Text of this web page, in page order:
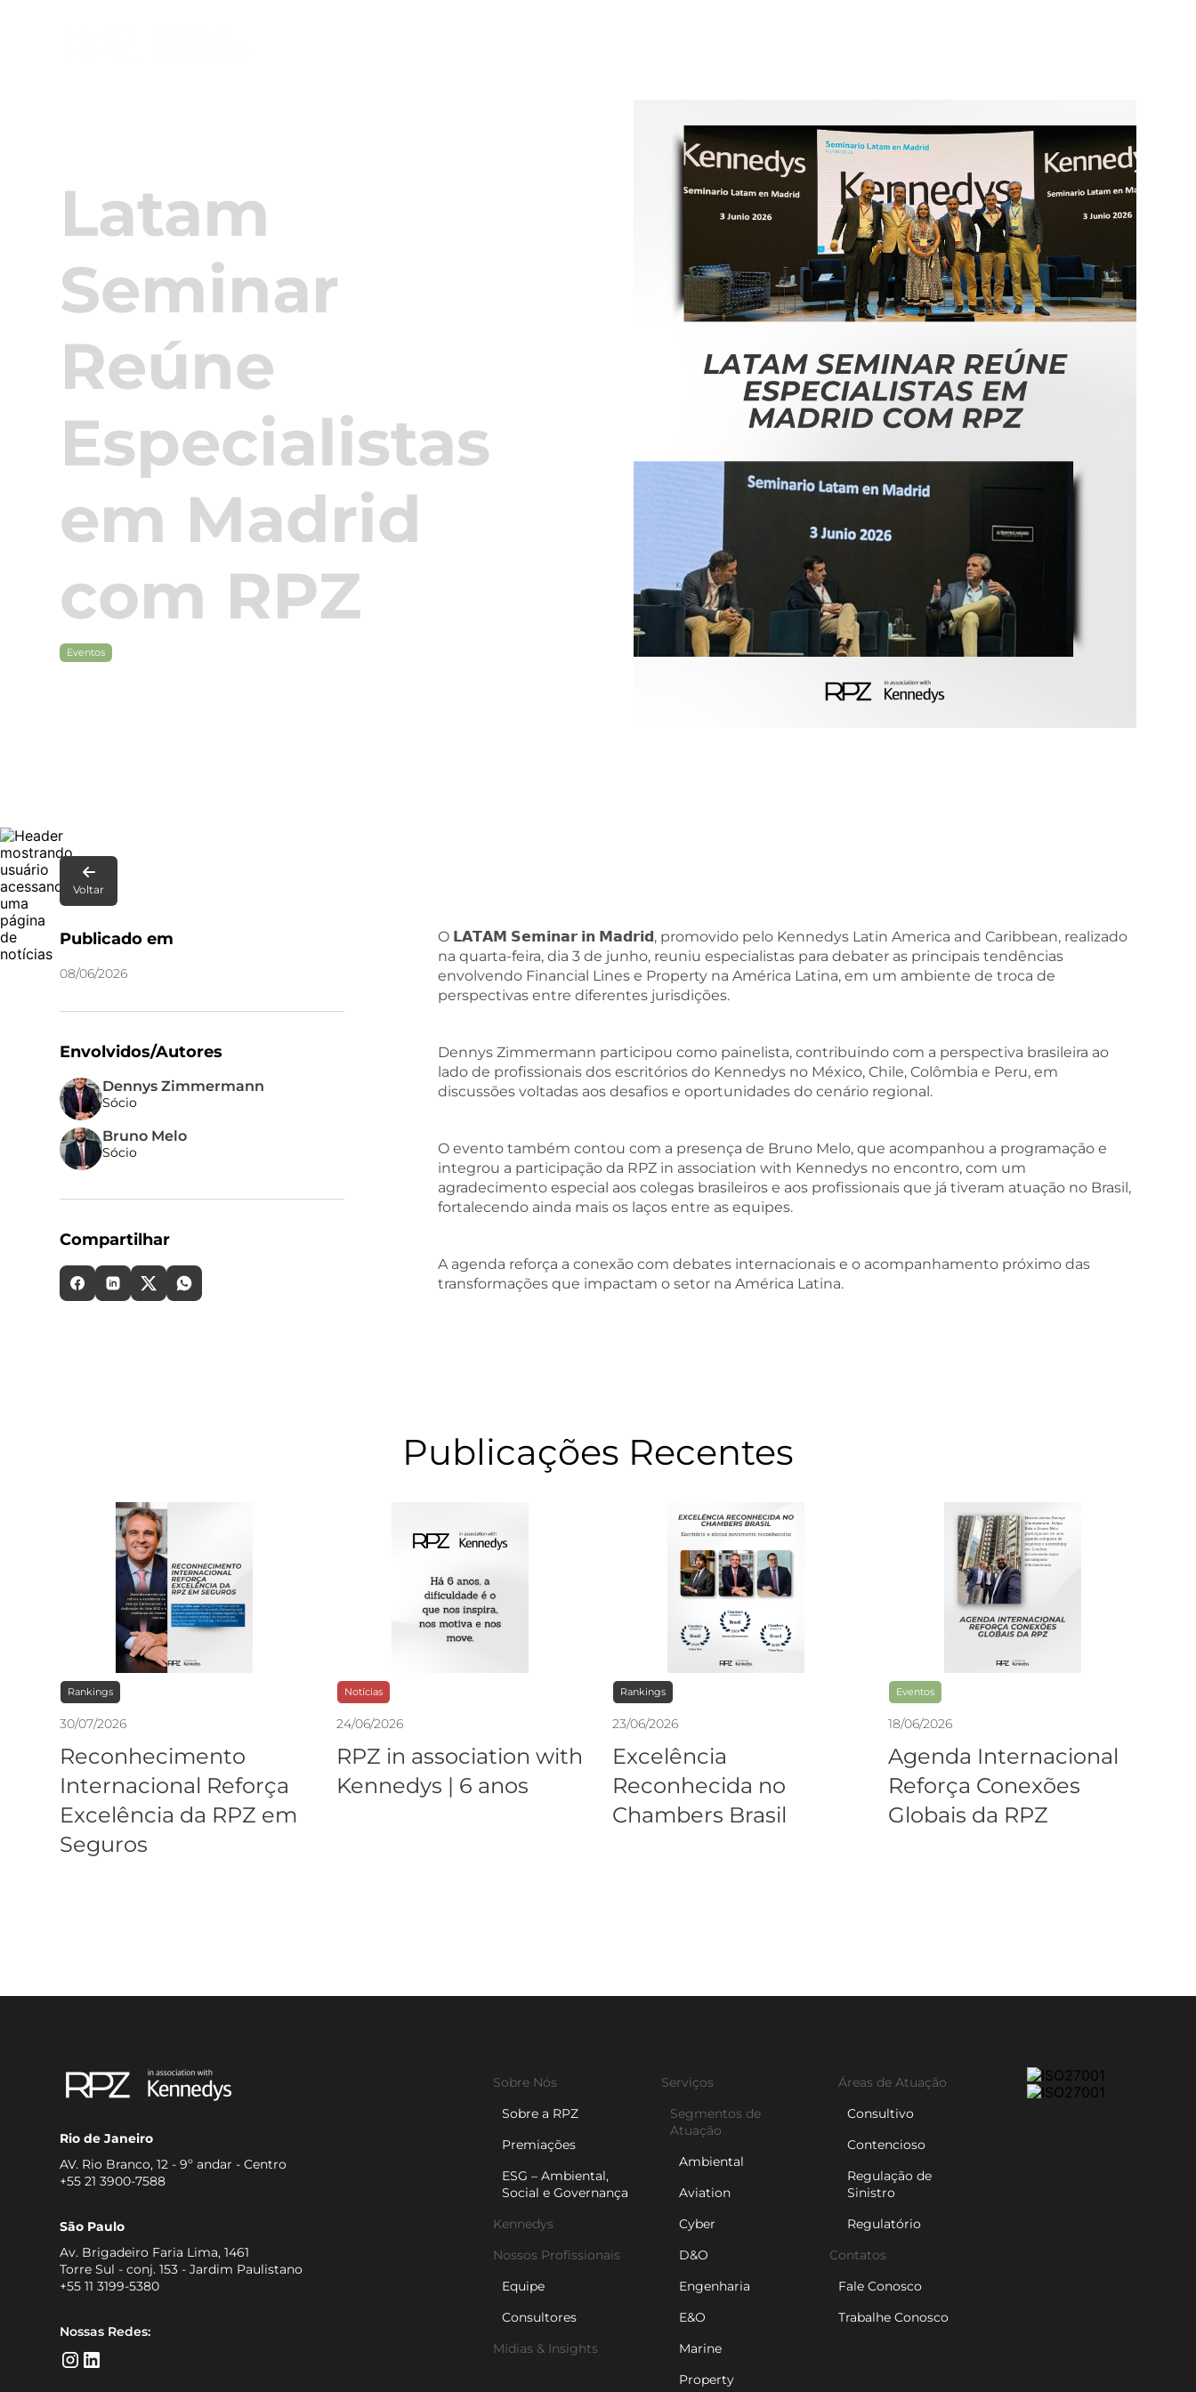
Latam
Seminar
Reúne
Especialistas
em Madrid
com RPZ
Eventos

Voltar
Publicado em
08/06/2026
Envolvidos/Autores
Dennys Zimmermann
Sócio
Bruno Melo
Sócio
Compartilhar
O 𝗟𝗔𝗧𝗔𝗠 𝗦𝗲𝗺𝗶𝗻𝗮𝗿 𝗶𝗻 𝗠𝗮𝗱𝗿𝗶𝗱, promovido pelo Kennedys Latin America and Caribbean, realizado
na quarta-feira, dia 3 de junho, reuniu especialistas para debater as principais tendências
envolvendo Financial Lines e Property na América Latina, em um ambiente de troca de
perspectivas entre diferentes jurisdições.
Dennys Zimmermann participou como painelista, contribuindo com a perspectiva brasileira ao
lado de profissionais dos escritórios do Kennedys no México, Chile, Colômbia e Peru, em
discussões voltadas aos desafios e oportunidades do cenário regional.
O evento também contou com a presença de Bruno Melo, que acompanhou a programação e
integrou a participação da RPZ in association with Kennedys no encontro, com um
agradecimento especial aos colegas brasileiros e aos profissionais que já tiveram atuação no Brasil,
fortalecendo ainda mais os laços entre as equipes.
A agenda reforça a conexão com debates internacionais e o acompanhamento próximo das
transformações que impactam o setor na América Latina.
Publicações Recentes
Rankings
30/07/2026
Reconhecimento
Internacional Reforça
Excelência da RPZ em
Seguros
Notícias
24/06/2026
RPZ in association with
Kennedys | 6 anos
Rankings
23/06/2026
Excelência
Reconhecida no
Chambers Brasil
Eventos
18/06/2026
Agenda Internacional
Reforça Conexões
Globais da RPZ
Rio de Janeiro
AV. Rio Branco, 12 - 9º andar - Centro
+55 21 3900-7588
São Paulo
Av. Brigadeiro Faria Lima, 1461
Torre Sul - conj. 153 - Jardim Paulistano
+55 11 3199-5380
Nossas Redes:
Sobre Nós
Sobre a RPZ
Premiações
ESG – Ambiental,
Social e Governança
Kennedys
Nossos Profissionais
Equipe
Consultores
Mídias & Insights
Serviços
Segmentos de
Atuação
Ambiental
Aviation
Cyber
D&O
Engenharia
E&O
Marine
Property
Áreas de Atuação
Consultivo
Contencioso
Regulação de
Sinistro
Regulatório
Contatos
Fale Conosco
Trabalhe Conosco